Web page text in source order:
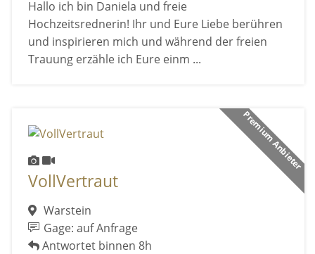
Hallo ich bin Daniela und freie
Hochzeitsrednerin! Ihr und Eure Liebe berühren
und inspirieren mich und während der freien
Trauung erzähle ich Eure einm ...
Premium Anbieter
VollVertraut
Warstein
Gage: auf Anfrage
Antwortet binnen 8h